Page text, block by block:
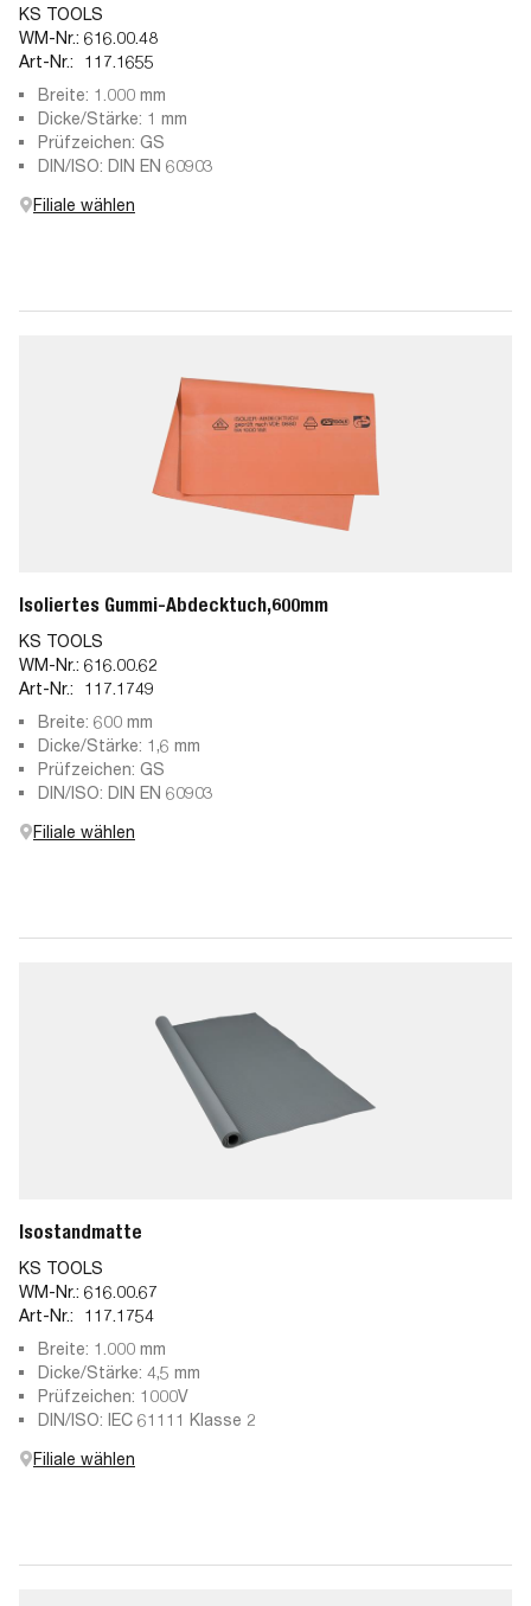
KS TOOLS
WM-Nr.: 616.00.48
Art-Nr.:
117.1655
Breite: 1.000 mm
Dicke/Stärke: 1 mm
Prüfzeichen: GS
DIN/ISO: DIN EN 60903
Filiale wählen
Isoliertes Gummi-Abdecktuch,600mm
KS TOOLS
WM-Nr.: 616.00.62
Art-Nr.:
117.1749
Breite: 600 mm
Dicke/Stärke: 1,6 mm
Prüfzeichen: GS
DIN/ISO: DIN EN 60903
Filiale wählen
Isostandmatte
KS TOOLS
WM-Nr.: 616.00.67
Art-Nr.:
117.1754
Breite: 1.000 mm
Dicke/Stärke: 4,5 mm
Prüfzeichen: 1000V
DIN/ISO: IEC 61111 Klasse 2
Filiale wählen